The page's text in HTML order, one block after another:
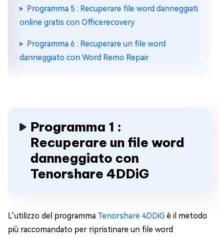
Programma 5 : Recuperare file word danneggiati
online gratis con Officerecovery
Programma 6 : Recuperare un file word
danneggiato con Word Remo Repair
Programma 1 :
Recuperare un file word
danneggiato con
Tenorshare 4DDiG
L’utilizzo del programma Tenorshare 4DDiG è il metodo
più raccomandato per ripristinare un file word